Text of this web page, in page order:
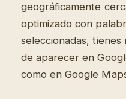
geográficamente
optimizado con
seleccionadas, tienes
de aparecer en
como en Google